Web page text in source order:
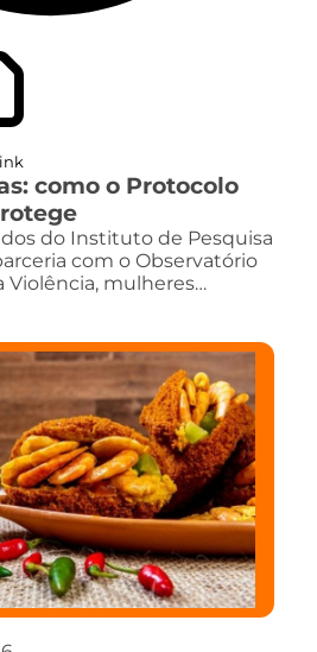
como o Protocolo
do Instituto de Pesquisa
com o Observatório
Violência, mulheres…